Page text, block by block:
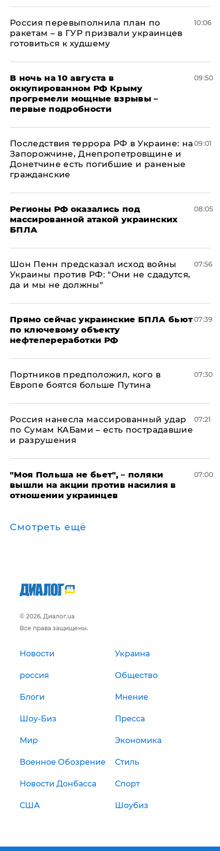
Россия перевыполнила план по
ракетам – в ГУР призвали украинцев
готовиться к худшему
10:06
В ночь на 10 августа в
оккупированном РФ Крыму
прогремели мощные взрывы –
первые подробности
09:50
Последствия террора РФ в Украине: на
Запорожчине, Днепропетровщине и
Донетчине есть погибшие и раненые
гражданские
09:01
Регионы РФ оказались под
массированной атакой украинских
БПЛА
08:05
Шон Пенн предсказал исход войны
Украины против РФ: "Они не сдадутся,
да и мы не должны"
07:56
Прямо сейчас украинские БПЛА бьют
по ключевому объекту
нефтепереработки РФ
07:39
Портников предположил, кого в
Европе боятся больше Путина
07:30
Россия нанесла массированный удар
по Сумам КАБами – есть пострадавшие
и разрушения
07:21
"Моя Польша не бьет", – поляки
вышли на акции против насилия в
отношении украинцев
07:00
Смотреть ещё
© 2026, Диалог.ua
Все права защищены.
Новости Украина
россия Общество
Блоги Мнение
Шоу-Биз Пресса
Мир Экономика
Военное Обозрение Стиль
Новости Донбасса Спорт
США Шоубиз